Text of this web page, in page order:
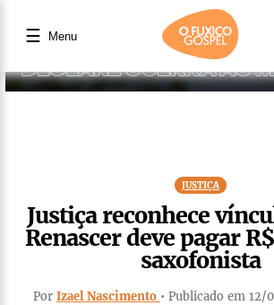
☰ Menu
JUSTIÇA
Justiça reconhece
Renascer deve pagar
saxofonista
Por Izael Nascimento • Publicado em 12/